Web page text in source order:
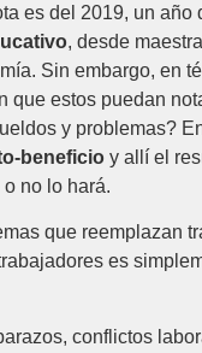
es del 2019, un
, desde
Sin embargo, en
estos puedan
y problemas?
beneficio y allí el
no lo hará.
que reemplazan
es
conflictos